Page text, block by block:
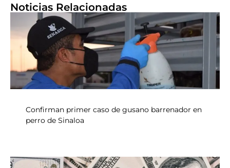
Noticias Relacionadas
Confirman primer caso de gusano barrenador en
perro de Sinaloa